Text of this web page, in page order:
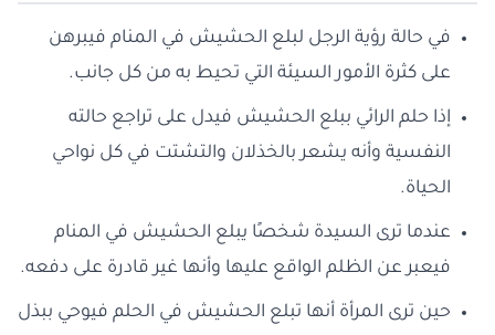
في حالة رؤية الرجل لبلع الحشيش في المنام فيبرهن
على كثرة الأمور السيئة التي تحيط به من كل جانب.
إذا حلم الرائي ببلع الحشيش فيدل على تراجع حالته
النفسية وأنه يشعر بالخذلان والتشتت في كل نواحي
الحياة.
عندما ترى السيدة شخصًا يبلع الحشيش في المنام
فيعبر عن الظلم الواقع عليها وأنها غير قادرة على دفعه.
حين ترى المرأة أنها تبلع الحشيش في الحلم فيوحي ببذل